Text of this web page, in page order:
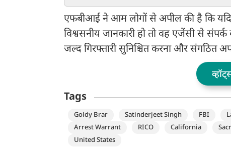
भागवत
एफबीआई ने आम लोगों से अपील की है कि यदि
विश्वसनीय जानकारी हो तो वह एजेंसी से
जल्द गिरफ्तारी सुनिश्चित करना और संगठित
Tags
Goldy Brar Satinderjeet Singh FBI
Arrest Warrant
RICO California
United States